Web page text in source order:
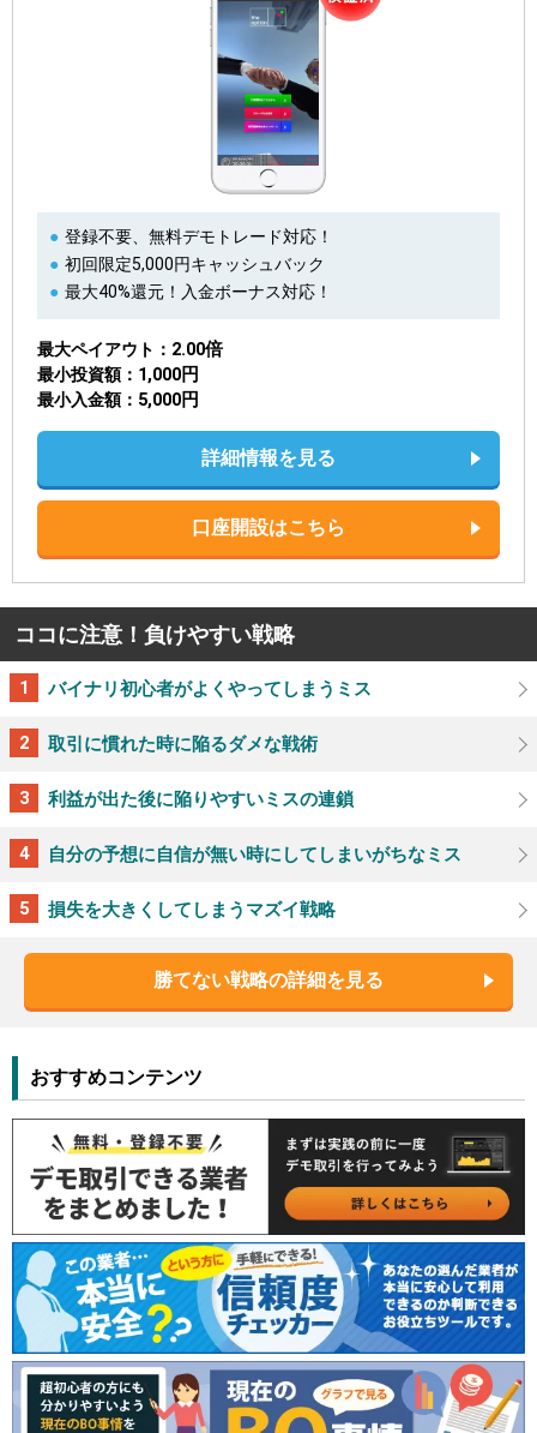
登録不要、無料デモトレード対応！
初回限定5,000円キャッシュバック
最大40%還元！入金ボーナス対応！
最大ペイアウト 2.00倍
最小投資額 1,000円
最小入金額 5,000円
詳細情報を見る
口座開設はこちら
ココに注意！負けやすい戦略
バイナリ初心者がよくやってしまうミス
取引に慣れた時に陥るダメな戦術
利益が出た後に陥りやすいミスの連鎖
自分の予想に自信が無い時にしてしまいがちなミス
損失を大きくしてしまうマズイ戦略
勝てない戦略の詳細を見る
おすすめコンテンツ